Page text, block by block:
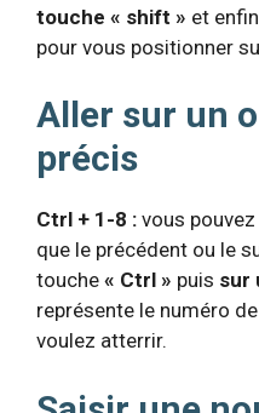
touche « shift » et
pour vous positionner
Aller sur un
précis
Ctrl + 1-8 : vous
que le précédent ou le
touche « Ctrl » puis sur
représente le numéro
voulez atterrir.